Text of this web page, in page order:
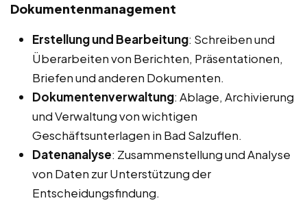
Dokumentenmanagement
Erstellung und Bearbeitung: Schreiben und
Überarbeiten von Berichten, Präsentationen,
Briefen und anderen Dokumenten.
Dokumentenverwaltung: Ablage, Archivierung
und Verwaltung von wichtigen
Geschäftsunterlagen in Bad Salzuflen.
Datenanalyse: Zusammenstellung und Analyse
von Daten zur Unterstützung der
Entscheidungsfindung.